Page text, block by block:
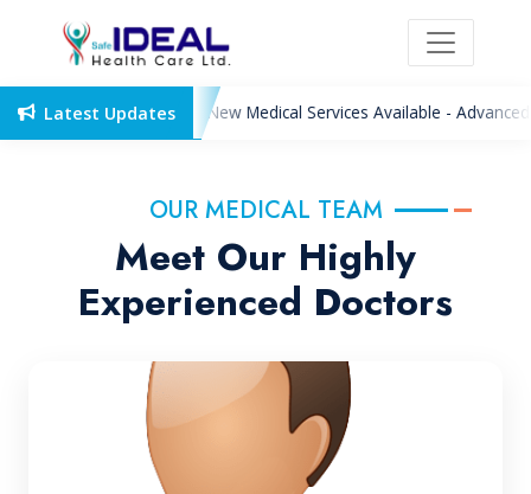
Latest Updates New Medical Services Available -
OUR MEDICAL TEAM
Meet Our Highly
Experienced Doctors